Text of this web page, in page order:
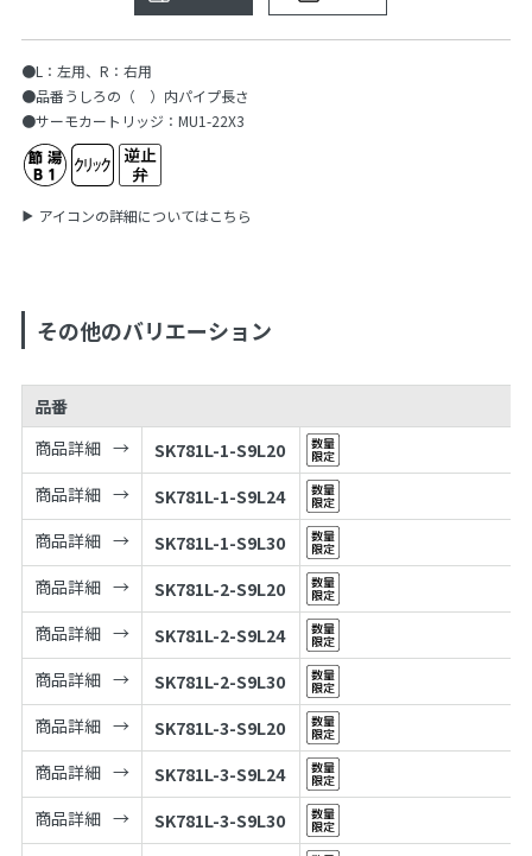
●L：左用、R：右用
●品番うしろの（ ）内パイプ長さ
●サーモカートリッジ：MU1-22X3
アイコンの詳細についてはこちら
その他のバリエーション
品番
商品詳細
SK781L-1-S9L20
商品詳細
SK781L-1-S9L24
商品詳細
SK781L-1-S9L30
商品詳細
SK781L-2-S9L20
商品詳細
SK781L-2-S9L24
商品詳細
SK781L-2-S9L30
商品詳細
SK781L-3-S9L20
商品詳細
SK781L-3-S9L24
商品詳細
SK781L-3-S9L30